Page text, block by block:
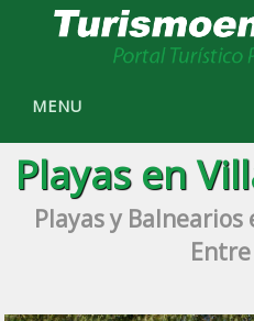
MENU
Playas en
Playas y